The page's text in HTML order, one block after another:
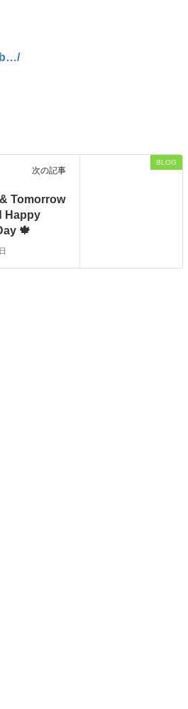
BLOG
次の記事
Tomorrow
Happy
🍁